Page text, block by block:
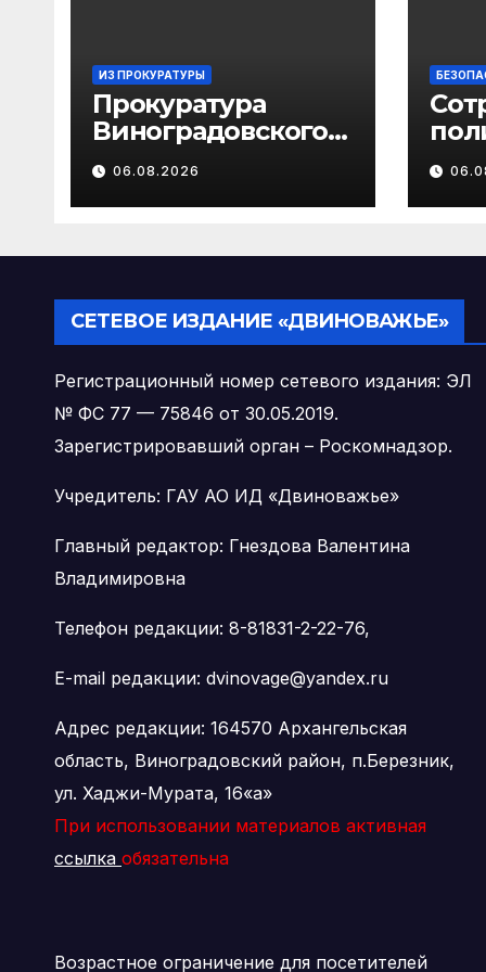
ИЗ ПРОКУРАТУРЫ
Прокуратура
Виноградовского
района
информирует об
изменениях
в сфере
государственной
поддержки
педагогических
работников
06.08.2026
об
СЕТЕВОЕ ИЗДАНИЕ «ДВИНОВАЖЬЕ»
Регистрационный номер сетевого издания: ЭЛ
№ ФС 77 — 75846 от 30.05.2019.
Зарегистрировавший орган – Роскомнадзор.
Учредитель: ГАУ АО ИД «Двиноважье»
Главный редактор: Гнездова Валентина
Владимировна
Телефон редакции: 8-81831-2-22-76,
E-mail редакции: dvinovage@yandex.ru
Адрес редакции: 164570 Архангельская
область, Виноградовский район, п.Березник,
ул. Хаджи-Мурата, 16«а»
При использовании материалов активная
ссылка обязательна
Возрастное ограничение для посетителей